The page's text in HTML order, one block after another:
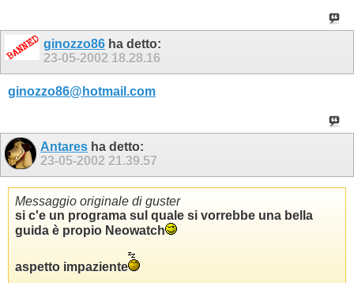
ginozzo86 ha detto:
23-05-2002 18.28.16
ginozzo86@hotmail.com
Antares ha detto:
23-05-2002 21.39.57
Messaggio originale di guster
si c'e un programa sul quale si vorrebbe una bella
guida è propio Neowatch
aspetto impaziente